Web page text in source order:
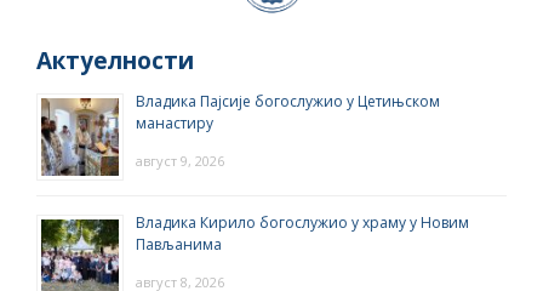
Актуелности
Владика Пајсије богослужио у Цетињском
манастиру
август 9, 2026
Владика Кирило богослужио у храму у Новим
Пављанима
август 8, 2026